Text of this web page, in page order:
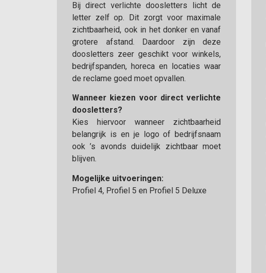
Bij direct verlichte doosletters licht de
letter zelf op. Dit zorgt voor maximale
zichtbaarheid, ook in het donker en vanaf
grotere afstand. Daardoor zijn deze
doosletters zeer geschikt voor winkels,
bedrijfspanden, horeca en locaties waar
de reclame goed moet opvallen.
Wanneer kiezen voor direct verlichte
doosletters?
Kies hiervoor wanneer zichtbaarheid
belangrijk is en je logo of bedrijfsnaam
ook ’s avonds duidelijk zichtbaar moet
blijven.
Mogelijke uitvoeringen:
Profiel 4, Profiel 5 en Profiel 5 Deluxe